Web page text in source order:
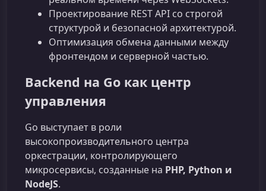
Проектирование REST API со строгой
структурой и безопасной архитектурой.
Оптимизация обмена данными между
фронтендом и серверной частью.
Backend на Go как центр
управления
Go выступает в роли
высокопроизводительного центра
оркестрации, контролирующего
микросервисы, созданные на PHP, Python и
NodeJS.